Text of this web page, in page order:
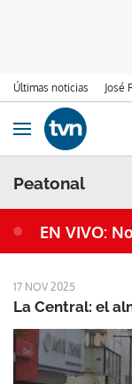
Últimas noticias José
Ir al contenido
Obrir navegació
Peatonal
EN VIVO:
17 NOV 2025
La Central: el